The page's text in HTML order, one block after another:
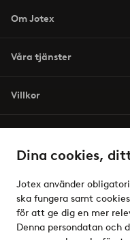
Dina cookies,
Jotex använder
ska fungera samt
för att ge dig en mer
Denna persondatan och
Om Jotex
Våra tjänster
Villkor
Säkra betalningar